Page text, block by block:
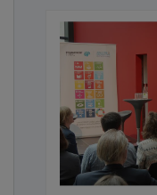
Für die Analyse
SOC eine
Einsatz. Diese
zum Beispiel eine
um Bedrohungen
Dies wird bei